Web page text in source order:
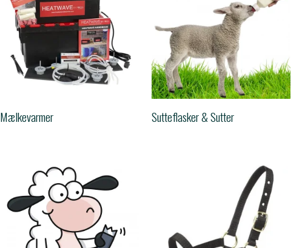
Mælkevarmer Sutteflasker & Sutter